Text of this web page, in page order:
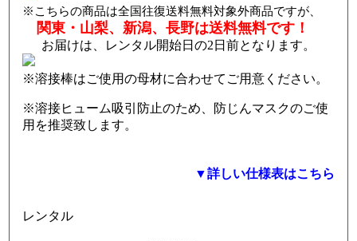
こちらの商品は全国往復送料無料対象外商品ですが、
関東・山梨、新潟、長野は送料無料です！
お届けは、レンタル開始日の2日前となります。
※溶接棒はご使用の母材に合わせてご用意ください。
※溶接ヒューム吸引防止のため、防じんマスクのご使
用を推奨致します。
▼詳しい仕様表はこちら
レンタル